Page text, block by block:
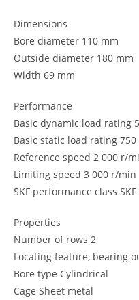
Dimensions
Bore diameter 110 mm
Outside diameter 180 mm
Width 69 mm
Performance
Basic dynamic load rating
Basic static load rating 750
Reference speed 2 000 r/
Limiting speed 3 000 r/min
SKF performance class
Properties
Number of rows 2
Locating feature, bearing
Bore type Cylindrical
Cage Sheet metal